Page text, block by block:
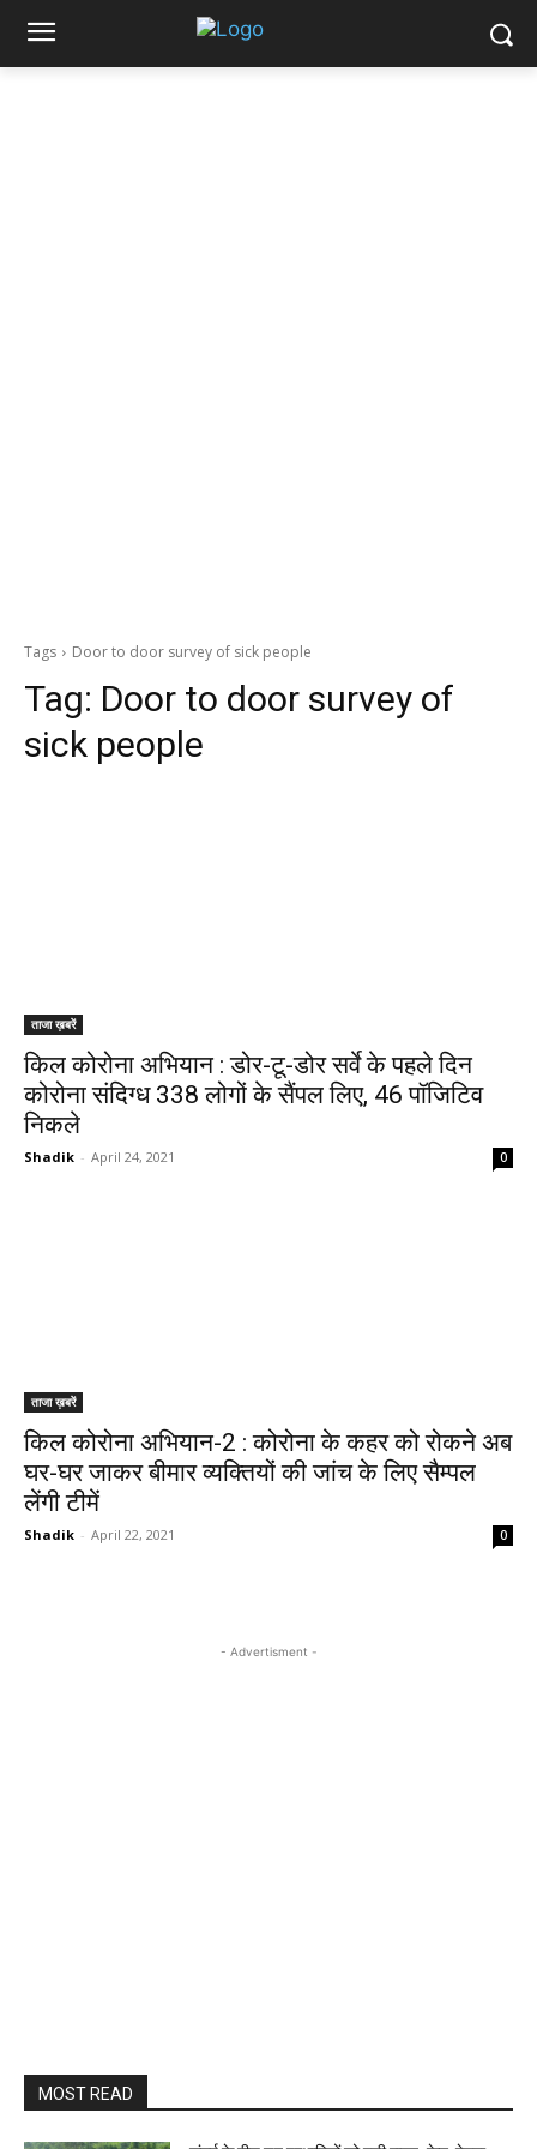
Tags Door to door survey of sick people
Tag: Door to door survey of
sick people
ताजा ख़बरें
किल कोरोना अभियान : डोर-टू-डोर सर्वे के पहले दिन
कोरोना संदिग्ध 338 लोगों के सैंपल लिए, 46 पॉजिटिव
निकले
Shadik - April 24, 2021 0
ताजा ख़बरें
किल कोरोना अभियान-2 : कोरोना के कहर को रोकने अब
घर-घर जाकर बीमार व्यक्तियों की जांच के लिए सैम्पल
लेंगी टीमें
Shadik - April 22, 2021 0
- Advertisment -
MOST READ